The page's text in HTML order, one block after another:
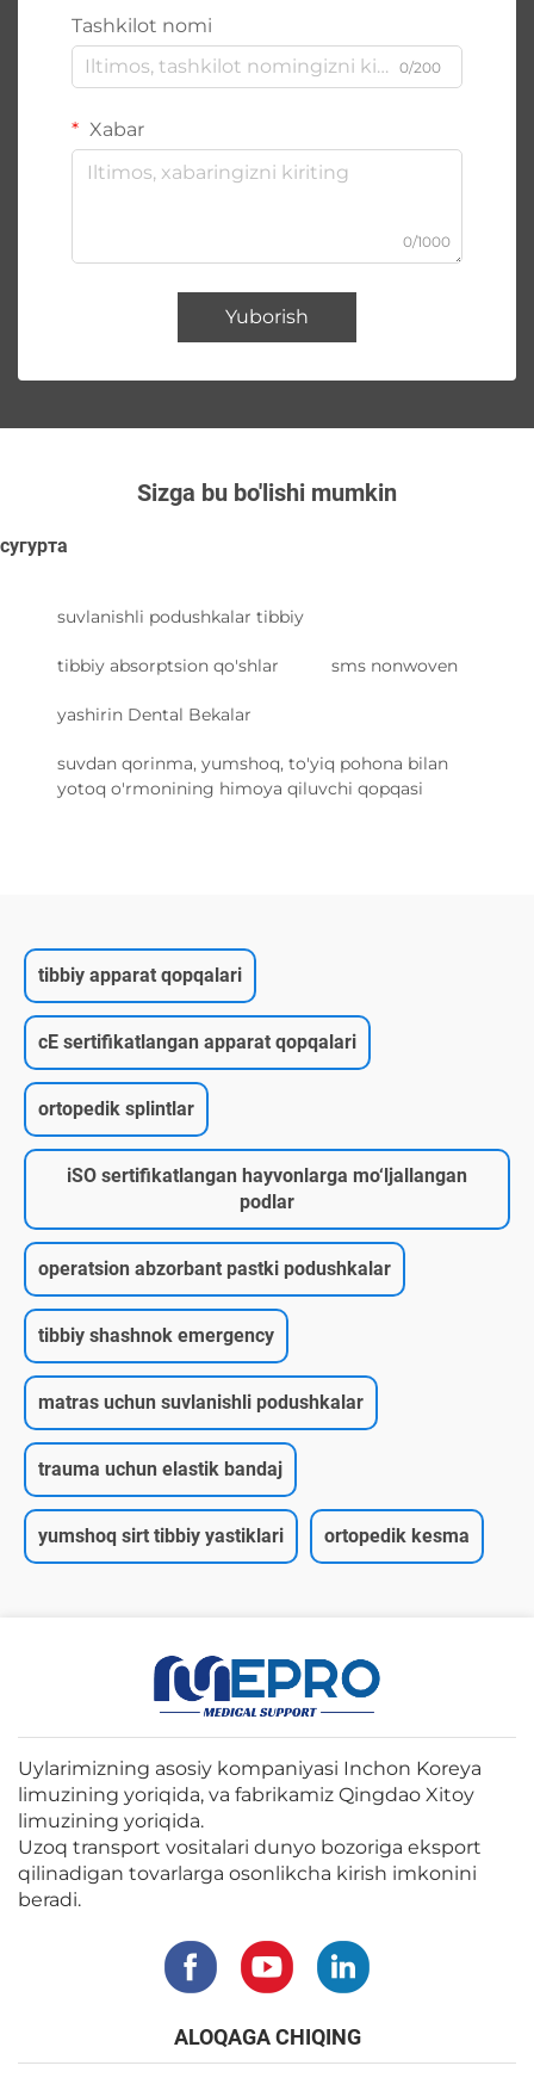
Tashkilot nomi
0/200
Xabar
0/1000
Yuborish
Sizga bu bo'lishi mumkin
сугурта
suvlanishli podushkalar tibbiy
tibbiy absorptsion qo'shlar sms nonwoven
yashirin Dental Bekalar
suvdan qorinma, yumshoq, to'yiq pohona bilan
yotoq o'rmonining himoya qiluvchi qopqasi
tibbiy apparat qopqalari
cE sertifikatlangan apparat qopqalari
ortopedik splintlar
iSO sertifikatlangan hayvonlarga mo‘ljallangan
podlar
operatsion abzorbant pastki podushkalar
tibbiy shashnok emergency
matras uchun suvlanishli podushkalar
trauma uchun elastik bandaj
yumshoq sirt tibbiy yastiklari ortopedik kesma
Uylarimizning asosiy kompaniyasi Inchon Koreya
limuzining yoriqida, va fabrikamiz Qingdao Xitoy
limuzining yoriqida.
Uzoq transport vositalari dunyo bozoriga eksport
qilinadigan tovarlarga osonlikcha kirish imkonini
beradi.
ALOQAGA CHIQING